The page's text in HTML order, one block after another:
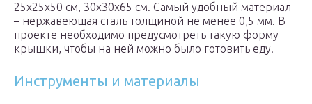
25х25х50 см, 30х30х65 см. Самый удобный материал
– нержавеющая сталь толщиной не менее 0,5 мм. В
проекте необходимо предусмотреть такую форму
крышки, чтобы на ней можно было готовить еду.
Инструменты и материалы